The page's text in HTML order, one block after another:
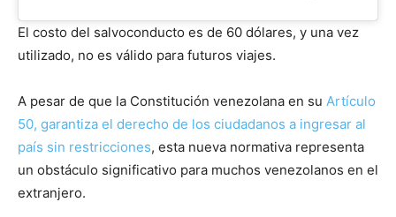
El costo del salvoconducto es de 60 dólares, y una vez
utilizado, no es válido para futuros viajes.
A pesar de que la Constitución venezolana en su Artículo
50, garantiza el derecho de los ciudadanos a ingresar al
país sin restricciones, esta nueva normativa representa
un obstáculo significativo para muchos venezolanos en el
extranjero.